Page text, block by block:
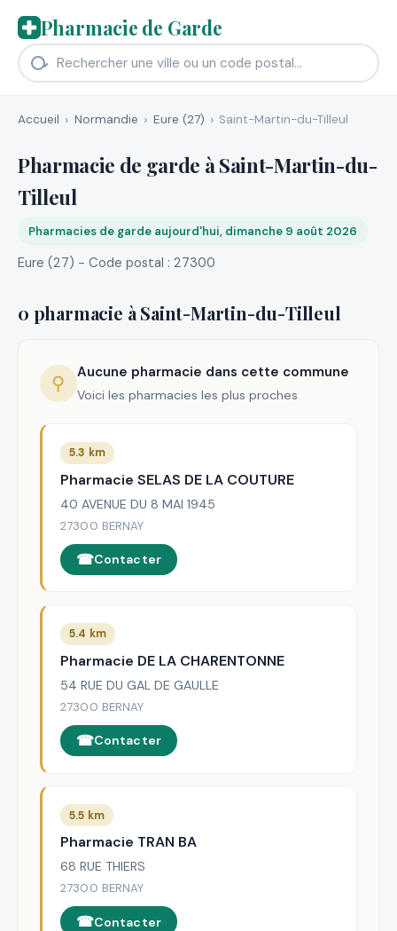
Pharmacie de Garde
Accueil Normandie Eure (27) Saint-Martin-du-Tilleul
Pharmacie de garde à Saint-Martin-du-
Tilleul
Pharmacies de garde aujourd'hui, dimanche 9 août 2026
Eure (27) - Code postal : 27300
0 pharmacie à Saint-Martin-du-Tilleul
⚲ Aucune pharmacie dans cette commune
Voici les pharmacies les plus proches
5.3 km
Pharmacie SELAS DE LA COUTURE
40 AVENUE DU 8 MAI 1945
27300 BERNAY
Contacter
5.4 km
Pharmacie DE LA CHARENTONNE
54 RUE DU GAL DE GAULLE
27300 BERNAY
Contacter
5.5 km
Pharmacie TRAN BA
68 RUE THIERS
27300 BERNAY
Contacter